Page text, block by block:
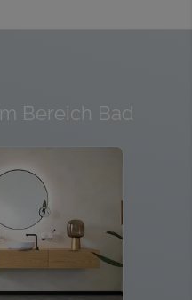
Bereich Bad